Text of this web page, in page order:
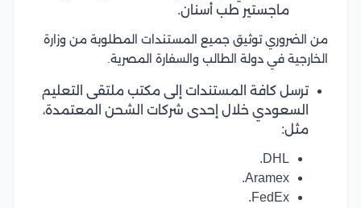
ماجستير طب أسنان.
من الضروري توثيق جميع المستندات المطلوبة من وزارة
الخارجية في دولة الطالب والسفارة المصرية.
ترسل كافة المستندات إلى مكتب ملتقى التعليم
السعودي خلال إحدى شركات الشحن المعتمدة،
مثل:
DHL.
Aramex.
FedEx.